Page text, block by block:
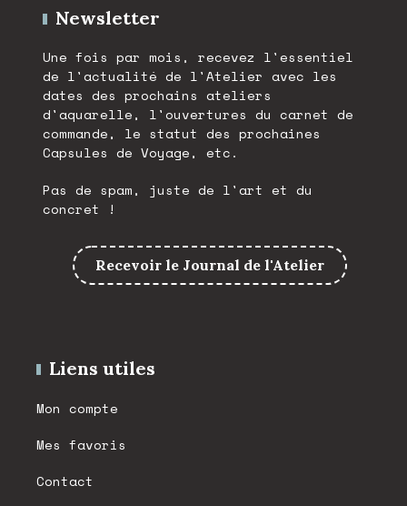
Newsletter
Une fois par mois, recevez l'essentiel
de l'actualité de l'Atelier avec les
dates des prochains ateliers
d'aquarelle, l'ouvertures du carnet de
commande, le statut des prochaines
Capsules de Voyage, etc.
Pas de spam, juste de l'art et du
concret !
Recevoir le Journal de l'Atelier
Liens utiles
Mon compte
Mes favoris
Contact